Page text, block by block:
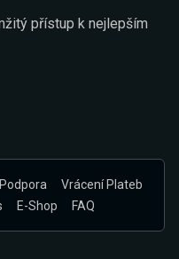
přístup k nejlepším
Podpora
Vrácení Plateb
E-Shop FAQ